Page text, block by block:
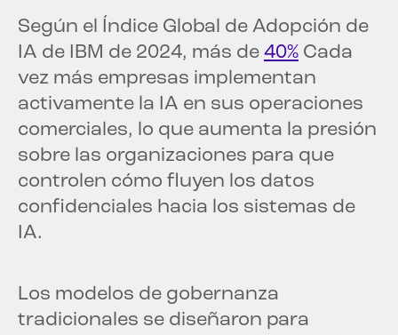
Según el Índice Global de Adopción de
IA de IBM de 2024, más de 40% Cada
vez más empresas implementan
activamente la IA en sus operaciones
comerciales, lo que aumenta la presión
sobre las organizaciones para que
controlen cómo fluyen los datos
confidenciales hacia los sistemas de
IA.
Los modelos de gobernanza
tradicionales se diseñaron para